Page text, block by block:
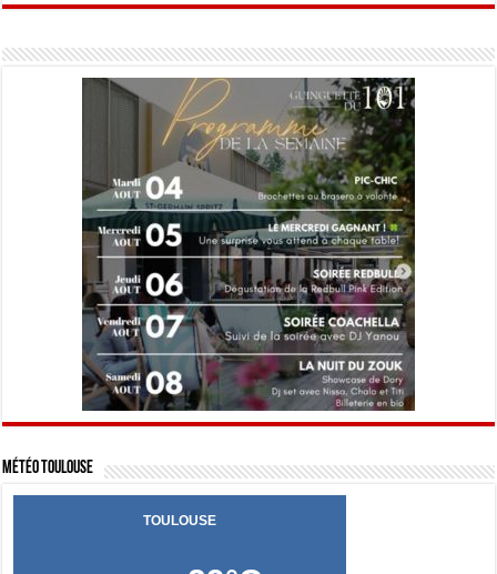
Météo Toulouse